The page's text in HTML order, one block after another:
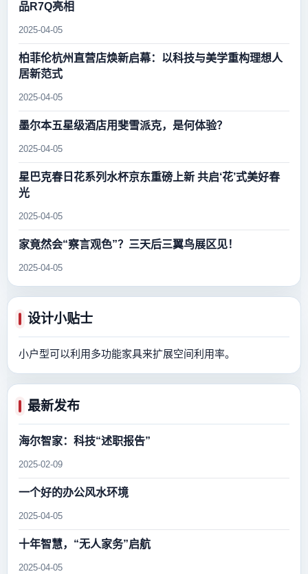
品R7Q亮相
2025-04-05
柏菲伦杭州直营店焕新启幕：以科技与美学重构理想人
居新范式
2025-04-05
墨尔本五星级酒店用斐雪派克，是何体验？
2025-04-05
星巴克春日花系列水杯京东重磅上新 共启‘花’式美好春
光
2025-04-05
家竟然会“察言观色”？三天后三翼鸟展区见！
2025-04-05
设计小贴士
小户型可以利用多功能家具来扩展空间利用率。
最新发布
海尔智家：科技“述职报告”
2025-02-09
一个好的办公风水环境
2025-04-05
十年智慧，“无人家务”启航
2025-04-05